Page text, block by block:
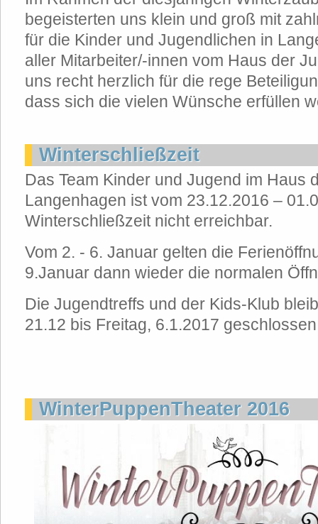
begeisterten uns klein und groß mit
für die Kinder und Jugendlichen in
aller Mitarbeiter/-innen vom Haus der
uns recht herzlich für die rege
dass sich die vielen Wünsche erfüllen
Winterschließzeit
Das Team Kinder und Jugend im Haus
Langenhagen ist vom 23.12.2016 –
Winterschließzeit nicht erreichbar.
Vom 2. - 6. Januar gelten die
9.Januar dann wieder die normalen
Die Jugendtreffs und der Kids-Klub
21.12 bis Freitag, 6.1.2017
WinterPuppenTheater 2016